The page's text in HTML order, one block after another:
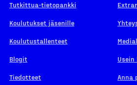
Tutkittua-tietopankki
Koulutukset jäsenille
Koulutustallenteet
Blogit
Tiedotteet Anna